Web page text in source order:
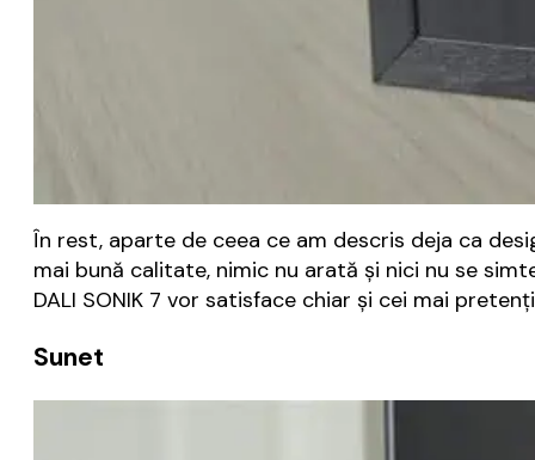
În rest, aparte de ceea ce am descris deja ca
mai bună calitate, nimic nu arată și nici nu se
DALI SONIK 7 vor satisface chiar și cei mai
Sunet